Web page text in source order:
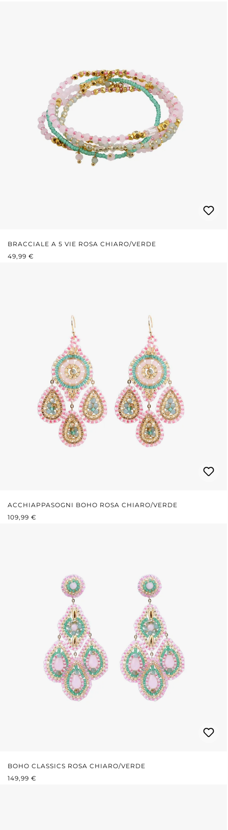
BRACCIALE A 5 VIE ROSA CHIARO/VERDE
PREZZO NORMALE:
49,99 €
ACCHIAPPASOGNI BOHO ROSA CHIARO/VERDE
PREZZO NORMALE:
109,99 €
BOHO CLASSICS ROSA CHIARO/VERDE
PREZZO NORMALE:
149,99 €